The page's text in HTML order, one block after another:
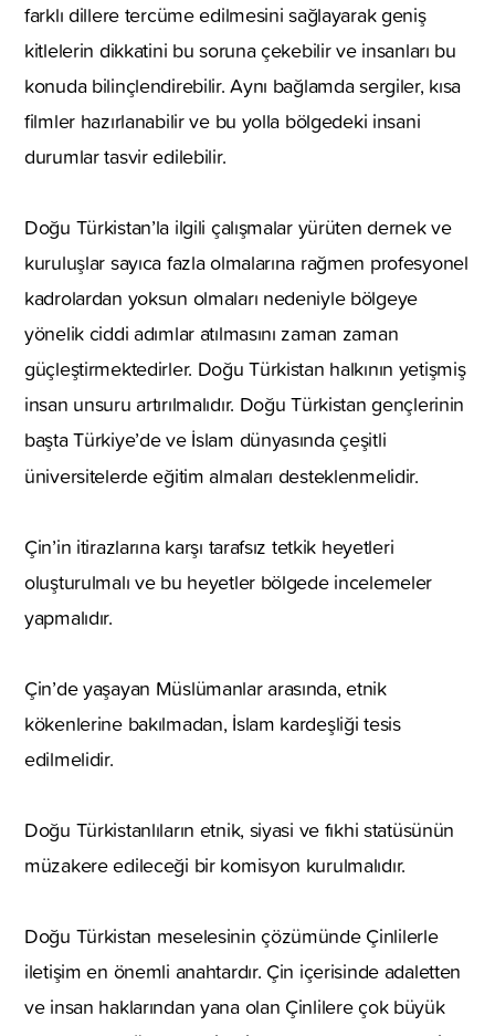
farklı dillere tercüme edilmesini sağlayarak geniş
kitlelerin dikkatini bu soruna çekebilir ve insanları bu
konuda bilinçlendirebilir. Aynı bağlamda sergiler, kısa
filmler hazırlanabilir ve bu yolla bölgedeki insani
durumlar tasvir edilebilir.
Doğu Türkistan’la ilgili çalışmalar yürüten dernek ve
kuruluşlar sayıca fazla olmalarına rağmen profesyonel
kadrolardan yoksun olmaları nedeniyle bölgeye
yönelik ciddi adımlar atılmasını zaman zaman
güçleştirmektedirler. Doğu Türkistan halkının yetişmiş
insan unsuru artırılmalıdır. Doğu Türkistan gençlerinin
başta Türkiye’de ve İslam dünyasında çeşitli
üniversitelerde eğitim almaları desteklenmelidir.
Çin’in itirazlarına karşı tarafsız tetkik heyetleri
oluşturulmalı ve bu heyetler bölgede incelemeler
yapmalıdır.
Çin’de yaşayan Müslümanlar arasında, etnik
kökenlerine bakılmadan, İslam kardeşliği tesis
edilmelidir.
Doğu Türkistanlıların etnik, siyasi ve fıkhi statüsünün
müzakere edileceği bir komisyon kurulmalıdır.
Doğu Türkistan meselesinin çözümünde Çinlilerle
iletişim en önemli anahtardır. Çin içerisinde adaletten
ve insan haklarından yana olan Çinlilere çok büyük